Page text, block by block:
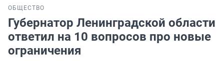
ОБЩЕСТВО
Губернатор Ленинградской области
ответил на 10 вопросов про новые
ограничения